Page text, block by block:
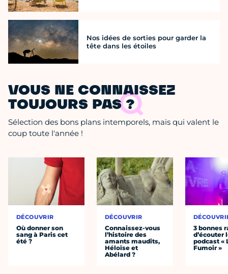
Nos idées de sorties pour garder la
tête dans les étoiles
VOUS NE CONNAISSEZ
TOUJOURS PAS ?
Sélection des bons plans intemporels, mais qui valent le
coup toute l'année !
DÉCOUVRIR
Où donner son
sang à Paris cet
été ?
DÉCOUVRIR
Connaissez-vous
l’histoire des
amants maudits,
Héloïse et
Abélard ?
3 bonnes
d’écouter
podcast «
Fumoir »